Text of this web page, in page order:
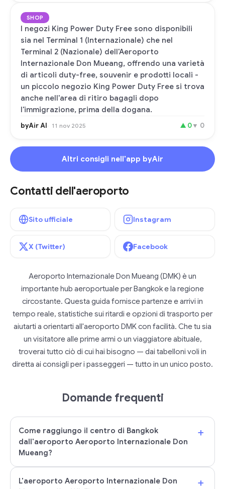
SHOP
I negozi King Power Duty Free sono disponibili
sia nel Terminal 1 (Internazionale) che nel
Terminal 2 (Nazionale) dell'Aeroporto
Internazionale Don Mueang, offrendo una varietà
di articoli duty-free, souvenir e prodotti locali -
un piccolo negozio King Power Duty Free si trova
anche nell'area di ritiro bagagli dopo
l'immigrazione, prima della dogana.
byAir AI 11 nov 2025 ▲ 0▼ 0
Altri consigli nell'app byAir
Contatti dell'aeroporto
Sito ufficiale Instagram
X (Twitter) Facebook
Aeroporto Internazionale Don Mueang (DMK) è un
importante hub aeroportuale per Bangkok e la regione
circostante. Questa guida fornisce partenze e arrivi in
tempo reale, statistiche sui ritardi e opzioni di trasporto per
aiutarti a orientarti all'aeroporto DMK con facilità. Che tu sia
un visitatore alle prime armi o un viaggiatore abituale,
troverai tutto ciò di cui hai bisogno — dai tabelloni voli in
diretta ai consigli per i passeggeri — tutto in un unico posto.
Domande frequenti
Come raggiungo il centro di Bangkok
dall'aeroporto Aeroporto Internazionale Don
Mueang?
+
L'aeroporto Aeroporto Internazionale Don
+